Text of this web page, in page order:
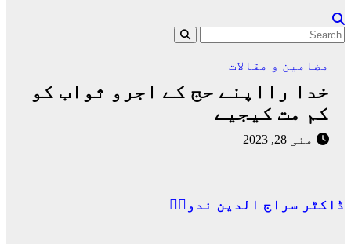
مضامین و مقالات
خدا رااپنے حج کے اجرو ثواب کو
کم مت کیجیے
مئی 28, 2023
ڈاکٹر سراج الدین ندویؔ